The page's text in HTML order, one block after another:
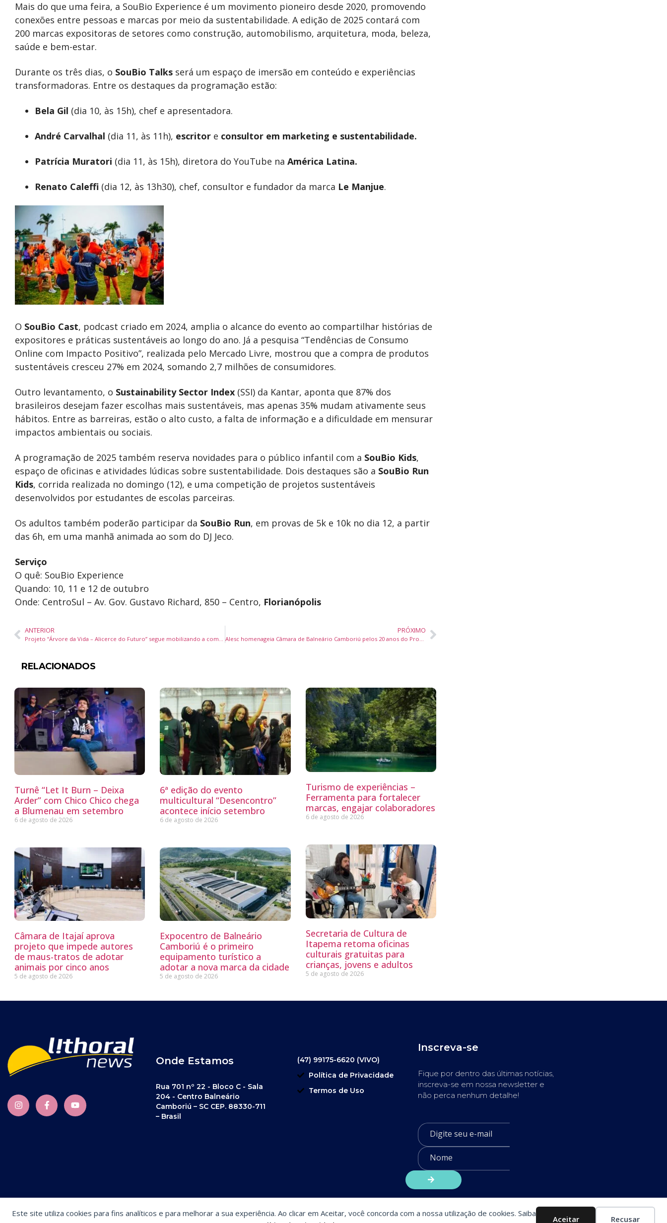
Este site utiliza cookies para fins analíticos e para melhorar a sua experiência. Ao clicar em Aceitar, você concorda com a nossa utilização de cookies. Saiba
Aceitar Recusar
Preferências de cookies
Mais do que uma feira, a SouBio Experience é um movimento pioneiro desde 2020, promovendo
conexões entre pessoas e marcas por meio da sustentabilidade. A edição de 2025 contará com
200 marcas expositoras de setores como construção, automobilismo, arquitetura, moda, beleza,
saúde e bem-estar.
Durante os três dias, o SouBio Talks será um espaço de imersão em conteúdo e experiências
transformadoras. Entre os destaques da programação estão:
Bela Gil (dia 10, às 15h), chef e apresentadora.
André Carvalhal (dia 11, às 11h), escritor e consultor em marketing e sustentabilidade.
Patrícia Muratori (dia 11, às 15h), diretora do YouTube na América Latina.
Renato Caleffi (dia 12, às 13h30), chef, consultor e fundador da marca Le Manjue.
O SouBio Cast, podcast criado em 2024, amplia o alcance do evento ao compartilhar histórias de
expositores e práticas sustentáveis ao longo do ano. Já a pesquisa “Tendências de Consumo
Online com Impacto Positivo”, realizada pelo Mercado Livre, mostrou que a compra de produtos
sustentáveis cresceu 27% em 2024, somando 2,7 milhões de consumidores.
Outro levantamento, o Sustainability Sector Index (SSI) da Kantar, aponta que 87% dos
brasileiros desejam fazer escolhas mais sustentáveis, mas apenas 35% mudam ativamente seus
hábitos. Entre as barreiras, estão o alto custo, a falta de informação e a dificuldade em mensurar
impactos ambientais ou sociais.
A programação de 2025 também reserva novidades para o público infantil com a SouBio Kids,
espaço de oficinas e atividades lúdicas sobre sustentabilidade. Dois destaques são a SouBio Run
Kids, corrida realizada no domingo (12), e uma competição de projetos sustentáveis
desenvolvidos por estudantes de escolas parceiras.
Os adultos também poderão participar da SouBio Run, em provas de 5k e 10k no dia 12, a partir
das 6h, em uma manhã animada ao som do DJ Jeco.
Serviço
O quê: SouBio Experience
Quando: 10, 11 e 12 de outubro
Onde: CentroSul – Av. Gov. Gustavo Richard, 850 – Centro, Florianópolis
ANTERIOR
Projeto “Árvore da Vida – Alicerce do Futuro” segue mobilizando a comunidade de Balneário Camboriú
PRÓXIMO
Alesc homenageia Câmara de Balneário Camboriú pelos 20 anos do Programa Vereador Mirim
RELACIONADOS
Turnê “Let It Burn – Deixa
Arder” com Chico Chico chega
a Blumenau em setembro
6 de agosto de 2026
6ª edição do evento
multicultural “Desencontro”
acontece início setembro
6 de agosto de 2026
Turismo de experiências –
Ferramenta para fortalecer
marcas, engajar colaboradores
6 de agosto de 2026
Câmara de Itajaí aprova
projeto que impede autores
de maus-tratos de adotar
animais por cinco anos
5 de agosto de 2026
Expocentro de Balneário
Camboriú é o primeiro
equipamento turístico a
adotar a nova marca da cidade
5 de agosto de 2026
Secretaria de Cultura de
Itapema retoma oficinas
culturais gratuitas para
crianças, jovens e adultos
5 de agosto de 2026
Onde Estamos
Rua 701 nº 22 - Bloco C - Sala
204 - Centro Balneário
Camboriú – SC CEP. 88330-711
– Brasil
(47) 99175-6620 (VIVO)
Política de Privacidade
Termos de Uso
Inscreva-se
Fique por dentro das últimas notícias,
inscreva-se em nossa newsletter e
não perca nenhum detalhe!